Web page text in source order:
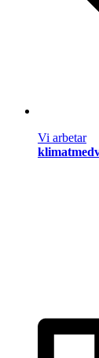
Vi arbetar